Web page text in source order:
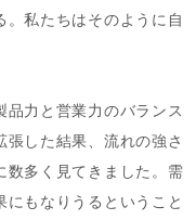
私たちはそのように自
力と営業力のバランス
した結果、流れの強さ
数多く見てきました。需
もなりうるということ